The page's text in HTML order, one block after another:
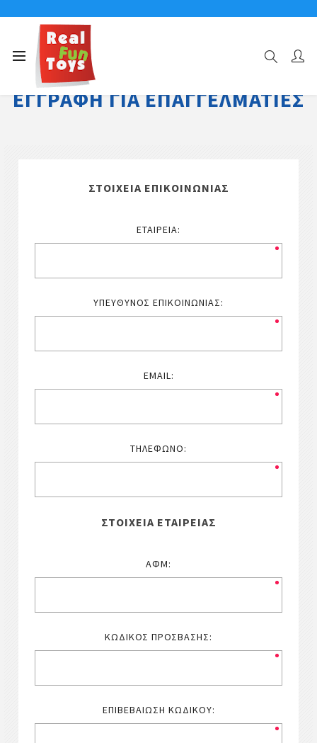
ΕΓΓΡΑΦΉ ΓΙΑ ΕΠΑΓΓΕΛΜΑΤΊΕΣ
ΣΤΟΙΧΕΊΑ ΕΠΙΚΟΙΝΩΝΊΑΣ
ΕΤΑΙΡΕΊΑ:
ΥΠΕΎΘΥΝΟΣ ΕΠΙΚΟΙΝΩΝΊΑΣ:
EMAIL:
ΤΗΛΈΦΩΝΟ:
ΣΤΟΙΧΕΊΑ ΕΤΑΙΡΕΊΑΣ
ΑΦΜ:
ΚΩΔΙΚΌΣ ΠΡΌΣΒΑΣΗΣ:
ΕΠΙΒΕΒΑΊΩΣΗ ΚΩΔΙΚΟΎ: